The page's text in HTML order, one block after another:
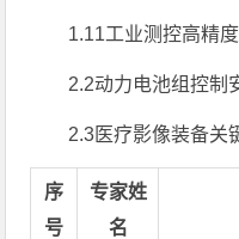
1.11工业测控高精
2.2动力电池组控制
2.3医疗影像装备关
序
号
专家姓
名